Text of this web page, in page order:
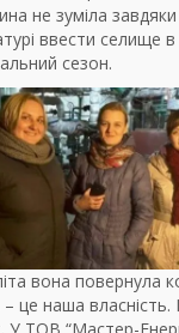
не зуміла завдяки
ввести селище в
сезон.
вона повернула
– це наша власність.